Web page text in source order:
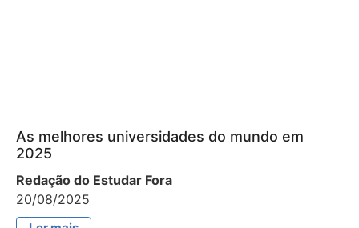
As melhores universidades do mundo em
2025
Redação do Estudar Fora
20/08/2025